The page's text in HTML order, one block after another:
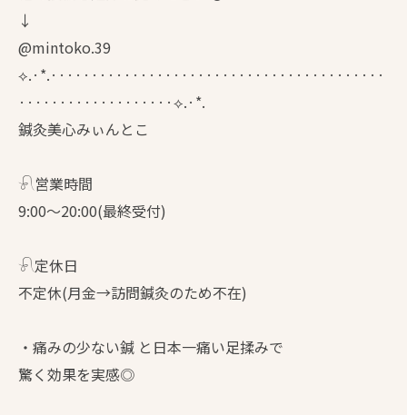
↓
@mintoko.39
⟡.·*.·········································
···················⟡.·*.
鍼灸美心みぃんとこ
𓍯営業時間
9:00〜20:00(最終受付)
𓍯定休日
不定休(月金→訪問鍼灸のため不在)
・痛みの少ない鍼 と日本一痛い足揉みで
驚く効果を実感◎